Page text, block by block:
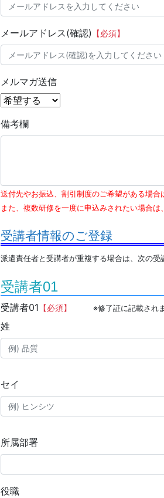
メールアドレス(確認) 【必須】
メルマガ送信
備考欄
送付先やお振込、割引制度のご希望がある場合
また、複数研修を一度に申込みされたい場合
受講者情報のご登録
派遣責任者と受講者が重複する場合は、次の受
受講者01
受講者01 【必須】 ※修了証に記載され
姓
セイ
所属部署
役職